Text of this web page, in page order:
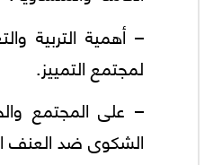
– أهمية التربية
لمجتمع التمييز.
– على المجتمع
الشكوى ضد العنف